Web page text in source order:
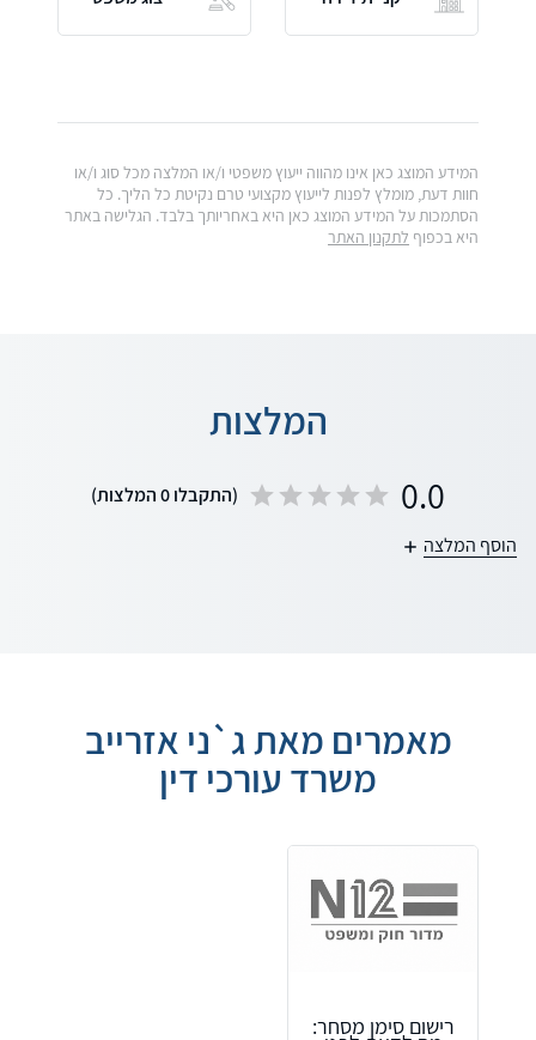
המידע המוצג כאן אינו מהווה ייעוץ משפטי ו/או המלצה מכל סוג ו/או
חוות דעת, מומלץ לפנות לייעוץ מקצועי טרם נקיטת כל הליך. כל
הסתמכות על המידע המוצג כאן היא באחריותך בלבד. הגלישה באתר
היא בכפוף לתקנון האתר
המלצות
הוסף המלצה
0.0 (התקבלו 0 המלצות)
מאמרים מאת ג`ני אזרייב
משרד עורכי דין
רישום סימן מסחר: